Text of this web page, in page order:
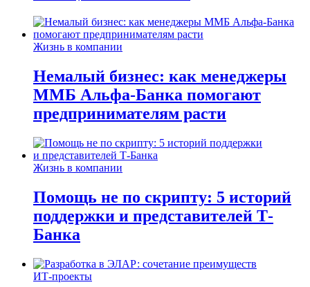
Жизнь в компании
Немалый бизнес: как менеджеры
ММБ Альфа-Банка помогают
предпринимателям расти
Жизнь в компании
Помощь не по скрипту: 5 историй
поддержки и представителей Т-
Банка
ИТ-проекты